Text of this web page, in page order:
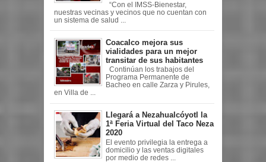
“Con el IMSS-Bienestar,
nuestras vecinas y vecinos que no cuentan con
un sistema de salud ...
Coacalco mejora sus
vialidades para un mejor
transitar de sus habitantes
Continúan los trabajos del
Programa Permanente de
Bacheo en calle Zarza y Pirules,
en Villa de ...
Llegará a Nezahualcóyotl la
1ª Feria Virtual del Taco Neza
2020
El evento privilegia la entrega a
domicilio y las ventas digitales
por medio de redes ...